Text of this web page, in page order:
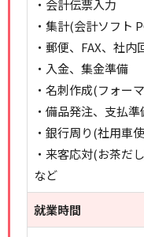
・会計伝票入力
・集計(会計ソフト
・郵便、FAX、社内
・入金、集金準備
・名刺作成(フォー
・備品発注、支払準
・銀行周り(社用車
・来客応対(お茶だ
など
就業時間